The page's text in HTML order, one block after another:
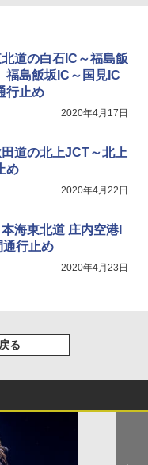
ッパ
150B(EB)
ィング フルクローズ メ
置 ポップアップテント P
ベージュ
(ブルー)
道の白石IC～福島飯
福島飯坂IC～国見IC
行止め
2020年4月17日
道の北上JCT～北上
め
2020年4月22日
海東北道 庄内空港I
行止め
2020年4月23日
る